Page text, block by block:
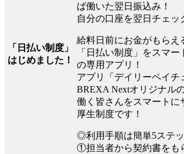
「日払い制度」
はじめました！
ば働いた翌日振込み！
自分の口座を翌日チェッ
給料日前にお金がもらえ
「日払い制度」をスマ
の専用アプリ！
アプリ「デイリーペイチ
BREXA Nextオリジナル
働く皆さんをスマートに
厚生制度です！
◎利用手順は簡単5ステ
①担当者から契約書をも